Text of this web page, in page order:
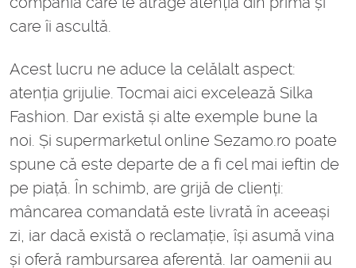
care îi ascultă.
Acest lucru ne aduce la celălalt aspect:
atenția grijulie. Tocmai aici excelează Silka
Fashion. Dar există și alte exemple bune la
noi. Și supermarketul online Sezamo.ro poate
spune că este departe de a fi cel mai ieftin de
pe piață. În schimb, are grijă de clienți:
mâncarea comandată este livrată în aceeași
zi, iar dacă există o reclamație, își asumă vina
și oferă rambursarea aferentă. Iar oamenii au